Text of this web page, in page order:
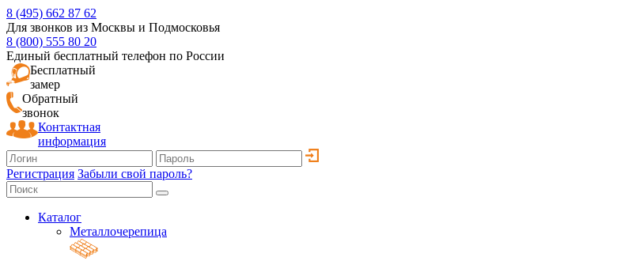
8 (495) 662 87 62
Для звонков из Москвы и Подмосковья
8 (800) 555 80 20
Единый бесплатный телефон по России
Бесплатный
замер
Обратный
звонок
Контактная
информация
Регистрация Забыли свой пароль?
Каталог
Металлочерепица